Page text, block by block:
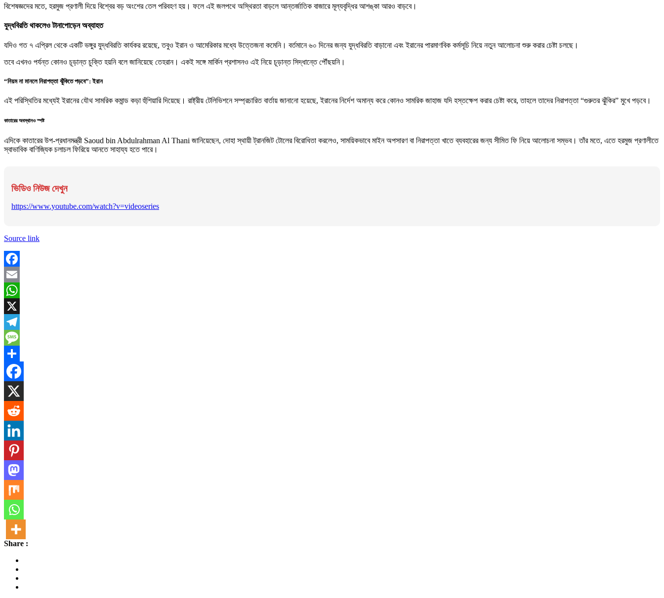
বিশেষজ্ঞদের মতে, হরমুজ প্রণালী দিয়ে বিশ্বের বড় অংশের তেল পরিবহণ হয়। ফলে এই জলপথে অস্থিরতা বাড়লে আন্তর্জাতিক বাজারে মূল্যবৃদ্ধির আশঙ্কা আরও বাড়বে।
যুদ্ধবিরতি থাকলেও টানাপোড়েন অব্যাহত
যদিও গত ৭ এপ্রিল থেকে একটি ভঙ্গুর যুদ্ধবিরতি কার্যকর রয়েছে, তবুও ইরান ও আমেরিকার মধ্যে উত্তেজনা কমেনি। বর্তমানে ৬০ দিনের জন্য যুদ্ধবিরতি বাড়ানো এবং ইরানের পারমাণবিক কর্মসূচি নিয়ে নতুন আলোচনা শুরু করার চেষ্টা চলছে।
তবে এখনও পর্যন্ত কোনও চূড়ান্ত চুক্তি হয়নি বলে জানিয়েছে তেহরান। একই সঙ্গে মার্কিন প্রশাসনও এই নিয়ে চূড়ান্ত সিদ্ধান্তে পৌঁছয়নি।
“নিয়ম না মানলে নিরাপত্তা ঝুঁকিতে পড়বে”: ইরান
এই পরিস্থিতির মধ্যেই ইরানের যৌথ সামরিক কমান্ড কড়া হুঁশিয়ারি দিয়েছে। রাষ্ট্রীয় টেলিভিশনে সম্প্রচারিত বার্তায় জানানো হয়েছে, ইরানের নির্দেশ অমান্য করে কোনও সামরিক জাহাজ যদি হস্তক্ষেপ করার চেষ্টা করে, তাহলে তাদের নিরাপত্তা “গুরুতর ঝুঁকির” মুখে পড়বে।
কাতারের অবস্থানও স্পষ্ট
এদিকে কাতারের উপ-প্রধানমন্ত্রী Saoud bin Abdulrahman Al Thani জানিয়েছেন, দোহা স্থায়ী ট্রানজিট টোলের বিরোধিতা করলেও, সাময়িকভাবে মাইন অপসারণ বা নিরাপত্তা খাতে ব্যবহারের জন্য সীমিত ফি নিয়ে আলোচনা সম্ভব। তাঁর মতে, এতে হরমুজ প্রণালীতে
স্বাভাবিক বাণিজ্যিক চলাচল ফিরিয়ে আনতে সাহায্য হতে পারে।
ভিডিও নিউজ দেখুন
https://www.youtube.com/watch?v=videoseries
Source link
Facebook
Email
WhatsApp
X
Telegram
Message
Share
Share :